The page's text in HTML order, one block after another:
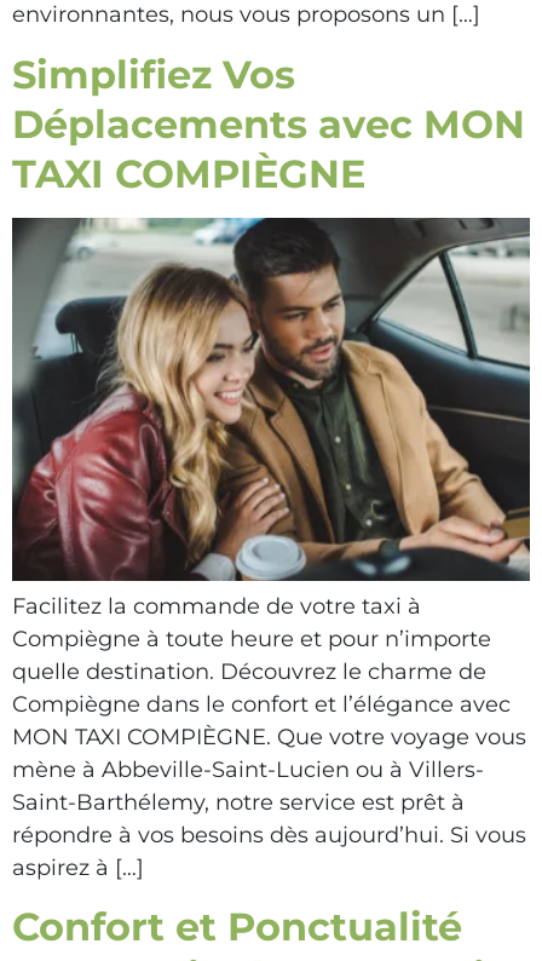
environnantes, nous vous proposons un […]
Simplifiez Vos
Déplacements avec MON
TAXI COMPIÈGNE
Facilitez la commande de votre taxi à
Compiègne à toute heure et pour n’importe
quelle destination. Découvrez le charme de
Compiègne dans le confort et l’élégance avec
MON TAXI COMPIÈGNE. Que votre voyage vous
mène à Abbeville-Saint-Lucien ou à Villers-
Saint-Barthélemy, notre service est prêt à
répondre à vos besoins dès aujourd’hui. Si vous
aspirez à […]
Confort et Ponctualité